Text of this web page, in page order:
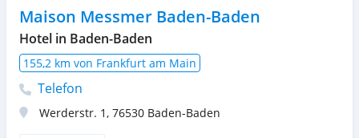
Maison Messmer Baden-Baden
Hotel in Baden-Baden
155,2 km von Frankfurt am Main
Telefon
Werderstr. 1 , 76530 Baden-Baden